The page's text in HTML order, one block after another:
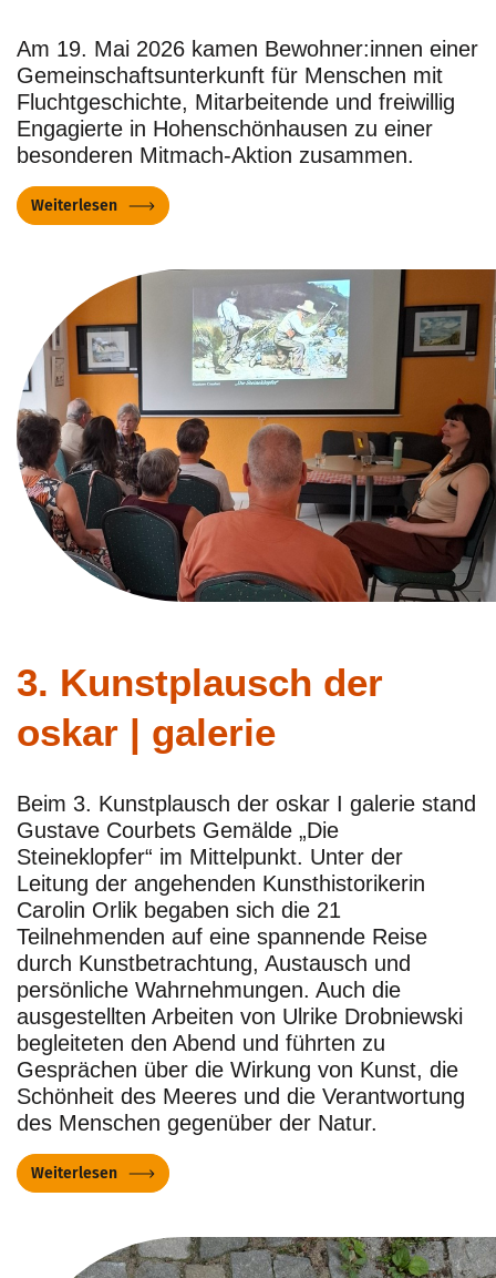
Am 19. Mai 2026 kamen Bewohner:innen einer
Gemeinschaftsunterkunft für Menschen mit
Fluchtgeschichte, Mitarbeitende und freiwillig
Engagierte in Hohenschönhausen zu einer
besonderen Mitmach-Aktion zusammen.
Weiterlesen
3. Kunstplausch der
oskar | galerie
Beim 3. Kunstplausch der oskar I galerie stand
Gustave Courbets Gemälde „Die
Steineklopfer“ im Mittelpunkt. Unter der
Leitung der angehenden Kunsthistorikerin
Carolin Orlik begaben sich die 21
Teilnehmenden auf eine spannende Reise
durch Kunstbetrachtung, Austausch und
persönliche Wahrnehmungen. Auch die
ausgestellten Arbeiten von Ulrike Drobniewski
begleiteten den Abend und führten zu
Gesprächen über die Wirkung von Kunst, die
Schönheit des Meeres und die Verantwortung
des Menschen gegenüber der Natur.
Weiterlesen